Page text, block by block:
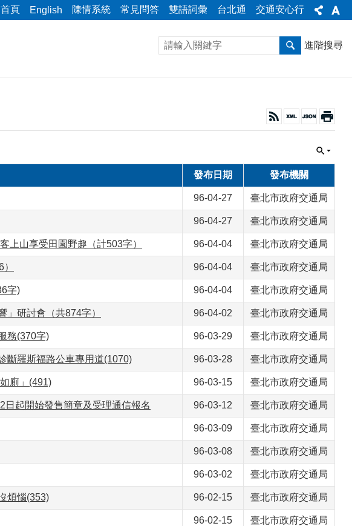
頁 English 陳情系統 常見問答 雙語詞彙 台北通 交通安心行
進階搜尋
發布日期 發布機關
96-04-27 臺北市政府交通局
96-04-27 臺北市政府交通局
上山享受田園野趣（計503字） 96-04-04 臺北市政府交通局
96-04-04 臺北市政府交通局
字) 96-04-04 臺北市政府交通局
」研討會（共874字） 96-04-02 臺北市政府交通局
務(370字) 96-03-29 臺北市政府交通局
斷羅斯福路公車專用道(1070) 96-03-28 臺北市政府交通局
廁」(491) 96-03-15 臺北市政府交通局
起開始發售簡章及受理通信報名 96-03-12 臺北市政府交通局
96-03-09 臺北市政府交通局
96-03-08 臺北市政府交通局
96-03-02 臺北市政府交通局
煩惱(353) 96-02-15 臺北市政府交通局
96-02-15 臺北市政府交通局